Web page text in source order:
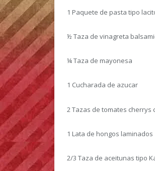
1 Paquete de pasta tipo
½ Taza de vinagreta
¼ Taza de mayonesa
1 Cucharada de azucar
2 Tazas de tomates cherrys
1 Lata de hongos laminados
2/3 Taza de aceitunas tipo